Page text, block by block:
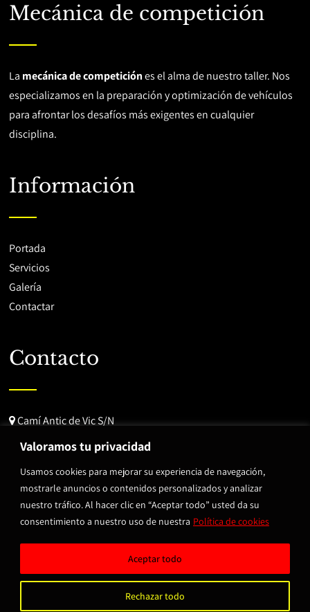
Valoramos tu privacidad
Usamos cookies para mejorar su experiencia de navegación,
mostrarle anuncios o contenidos personalizados y analizar
nuestro tráfico. Al hacer clic en “Aceptar todo” usted da su
consentimiento a nuestro uso de nuestra Política de cookies
Rechazar todo
Aceptar todo
Mecánica de competición
La mecánica de competiciónes el alma de nuestro taller. Nos
especializamos en la preparación y optimización de vehículos
para afrontar los desafíos más exigentes en cualquier
disciplina.
Información
Portada
Servicios
Galería
Contactar
Contacto
Camí Antic de Vic S/N
08520 Corró d'Avall
938 49 25 14
info@brtmotorsport.com
© Copyright 2023 BRT Motorsport.Aviso legal y Privacidad.
Diseñado porCitiservi Media